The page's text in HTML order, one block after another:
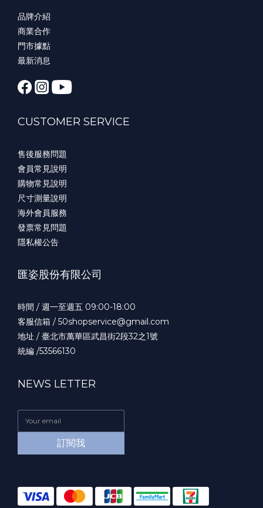
品牌介紹
商業合作
門市據點
最新消息
CUSTOMER SERVICE
售後服務問題
會員常見說明
購物常見說明
尺寸測量說明
海外會員服務
發票常見問題
隱私權公告
匯姿股份有限公司
時間 / 週一至週五 09:00-18:00
客服信箱 / 50shopservice@gmail.com
地址 / 臺北市萬華區武昌街2段32之1號
統編 /53566130
NEWS LETTER
訂閱我